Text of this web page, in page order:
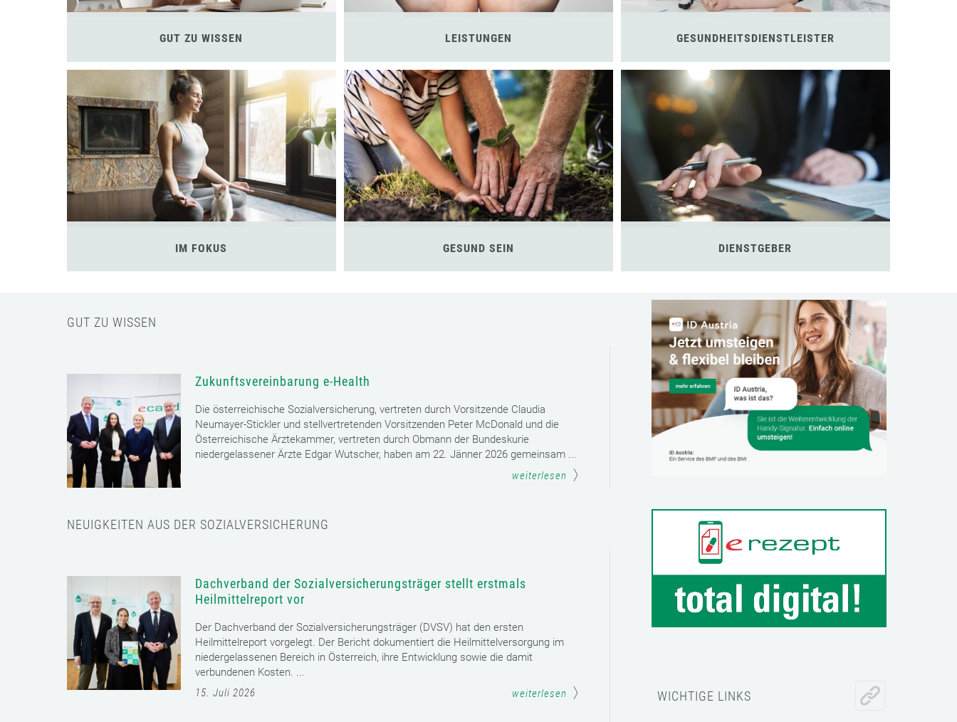
GUT ZU WISSEN LEISTUNGEN GESUNDHEITSDIENSTLEISTER
IM FOKUS GESUND SEIN DIENSTGEBER
WICHTIGE LINKS
GUT ZU WISSEN
Zukunftsvereinbarung e-Health
Die österreichische Sozialversicherung, vertreten durch Vorsitzende Claudia
Neumayer-Stickler und stellvertretenden Vorsitzenden Peter McDonald und die
Österreichische Ärztekammer, vertreten durch Obmann der Bundeskurie
niedergelassener Ärzte Edgar Wutscher, haben am 22. Jänner 2026 gemeinsam ...
weiterlesen
NEUIGKEITEN AUS DER SOZIALVERSICHERUNG
Dachverband der Sozialversicherungsträger stellt erstmals
Heilmittelreport vor
Der Dachverband der Sozialversicherungsträger (DVSV) hat den ersten
Heilmittelreport vorgelegt. Der Bericht dokumentiert die Heilmittelversorgung im
niedergelassenen Bereich in Österreich, ihre Entwicklung sowie die damit
verbundenen Kosten. ...
15. Juli 2026
weiterlesen